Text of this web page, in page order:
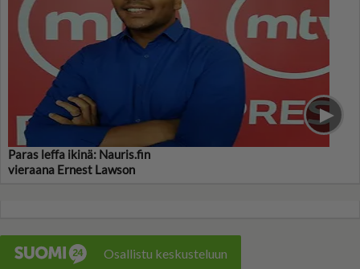
Paras leffa ikinä: Nauris.fin
vieraana Ernest Lawson